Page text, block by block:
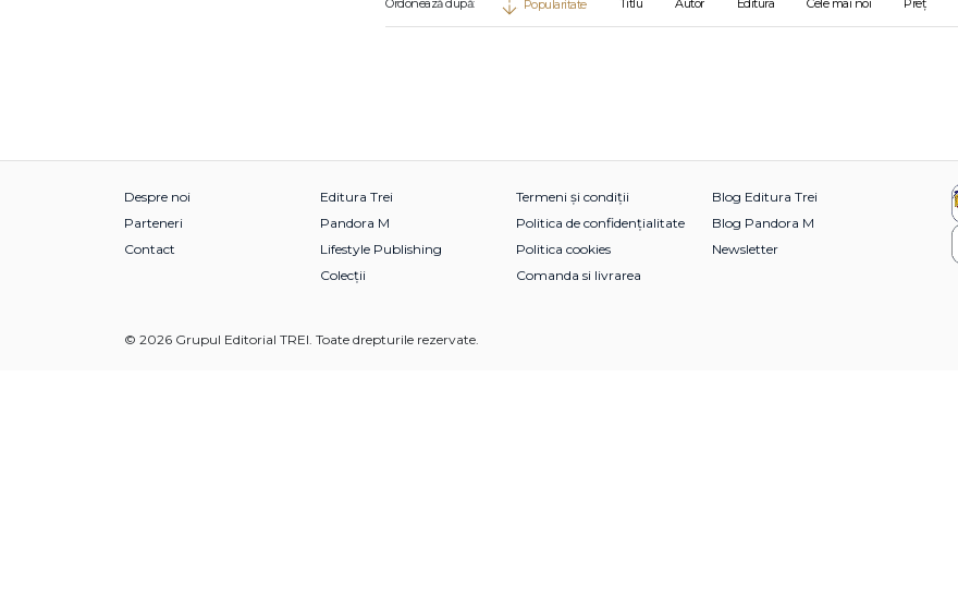
Popularitate
Despre noi
Parteneri
Contact
Editura Trei
Pandora M
Lifestyle Publishing
Colecții
Termeni și condiții
Politica de confidențialitate
Politica cookies
Comanda si livrarea
Blog Editura Trei
Blog Pandora M
Newsletter
© 2026 Grupul Editorial TREI. Toate drepturile rezervate.